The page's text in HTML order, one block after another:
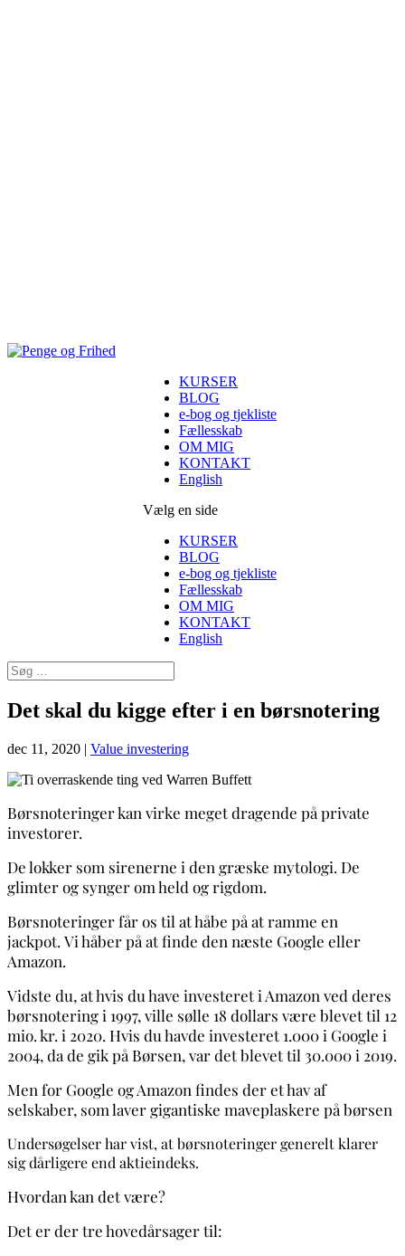
KURSER
BLOG
e-bog og tjekliste
Fællesskab
OM MIG
KONTAKT
English
Vælg en side
KURSER
BLOG
e-bog og tjekliste
Fællesskab
OM MIG
KONTAKT
English
Det skal du kigge efter i en børsnotering
dec 11, 2020 | Value investering
Børsnoteringer kan virke meget dragende på private
investorer.
De lokker som sirenerne i den græske mytologi. De
glimter og synger om held og rigdom.
Børsnoteringer får os til at håbe på at ramme en
jackpot. Vi håber på at finde den næste Google eller
Amazon.
Vidste du, at hvis du have investeret i Amazon ved deres
børsnotering i 1997, ville sølle 18 dollars være blevet til 12
mio. kr. i 2020. Hvis du havde investeret 1.000 i Google i
2004, da de gik på Børsen, var det blevet til 30.000 i 2019.
Men for Google og Amazon findes der et hav af
selskaber, som laver gigantiske maveplaskere på børsen
Undersøgelser har vist, at børsnoteringer generelt klarer
sig dårligere end aktieindeks.
Hvordan kan det være?
Det er der tre hovedårsager til: